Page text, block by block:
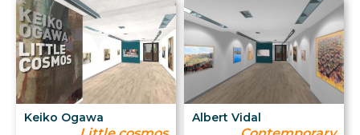
Keiko Ogawa Albert Vidal